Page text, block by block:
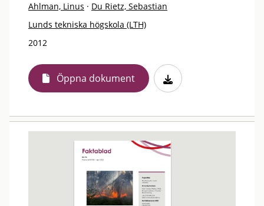
Ahlman, Linus · Du Rietz, Sebastian
Lunds tekniska högskola (LTH)
2012
Öppna dokument